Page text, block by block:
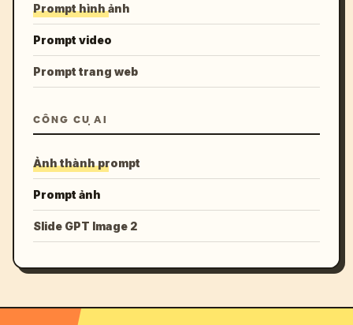
Prompt hình ảnh
Prompt video
Prompt trang web
CÔNG CỤ AI
Ảnh thành prompt
Prompt ảnh
Slide GPT Image 2